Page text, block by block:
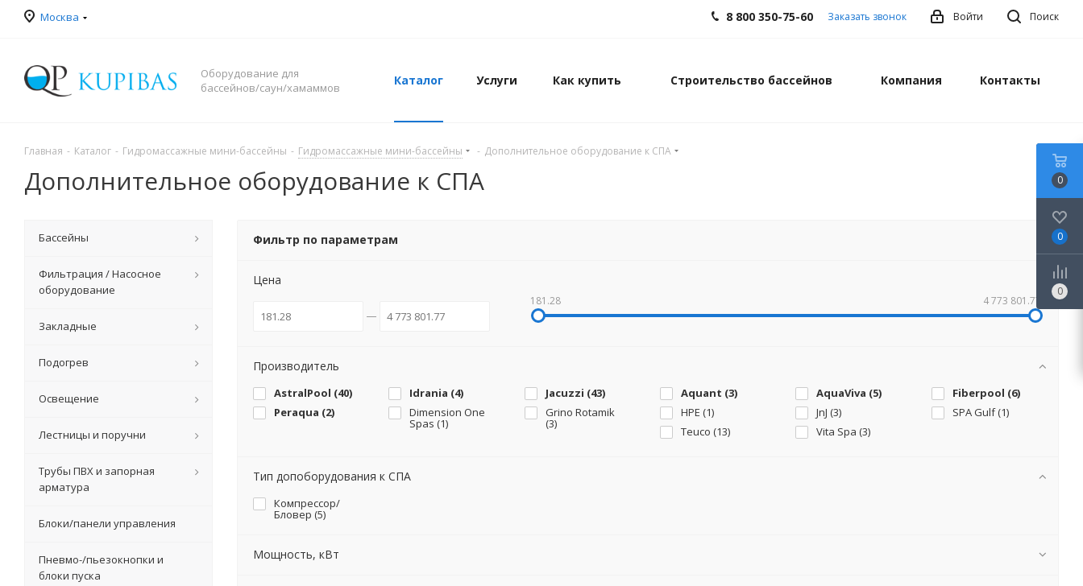
Москва Поиск
Войти
8 800 350-75-60 Заказать звонок
Оборудование для
бассейнов/саун/хамаммов
Каталог Услуги Как купить Строительство бассейнов Компания Контакты
Главная - Каталог - Гидромассажные мини-бассейны - Гидромассажные мини-бассейны - Дополнительное оборудование к СПА
Дополнительное оборудование к СПА
Фильтр по параметрам
Цена
181.28 4 773 801.77
Производитель
AstralPool (40) Idrania (4) Jacuzzi (43) Aquant (3) AquaViva (5) Fiberpool (6)
Peraqua (2) Dimension One
Spas (1)
Grino Rotamik
(3)
HPE (1) JnJ (3) SPA Gulf (1)
Teuco (13) Vita Spa (3)
Тип допоборудования к СПА
Компрессор/
Бловер (5)
Мощность, кВт
Бассейны
Фильтрация / Насосное
оборудование
Закладные
Подогрев
Освещение
Лестницы и поручни
Трубы ПВХ и запорная
арматура
Блоки/панели управления
Пневмо-/пьезокнопки и
блоки пуска
0
0
0